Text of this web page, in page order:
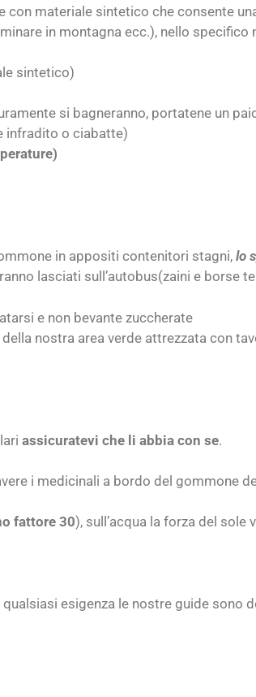
materiale sintetico che consente
in montagna ecc.), nello specifico
sintetico)
si bagneranno, portatene un
infradito o ciabatte)
in appositi contenitori stagni, lo
lasciati sull’autobus(zaini e borse
e non bevante zuccherate
nostra area verde attrezzata con
assicuratevi che li abbia con se.
i medicinali a bordo del gommone
fattore 30), sull’acqua la forza del sole
esigenza le nostre guide sono